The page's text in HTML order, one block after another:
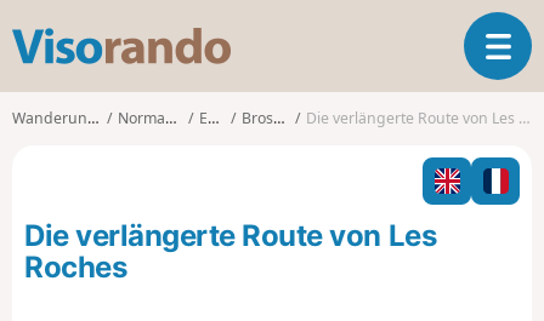
s
o
o
T
o
l
n
Wanderungen Normandie Eure Brosville Die verlängerte Route von Les Roches
Die verlängerte Route von Les
Roches